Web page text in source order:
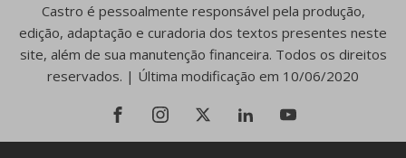
Castro é pessoalmente responsável pela produção,
edição, adaptação e curadoria dos textos presentes neste
site, além de sua manutenção financeira. Todos os direitos
reservados. | Última modificação em 10/06/2020